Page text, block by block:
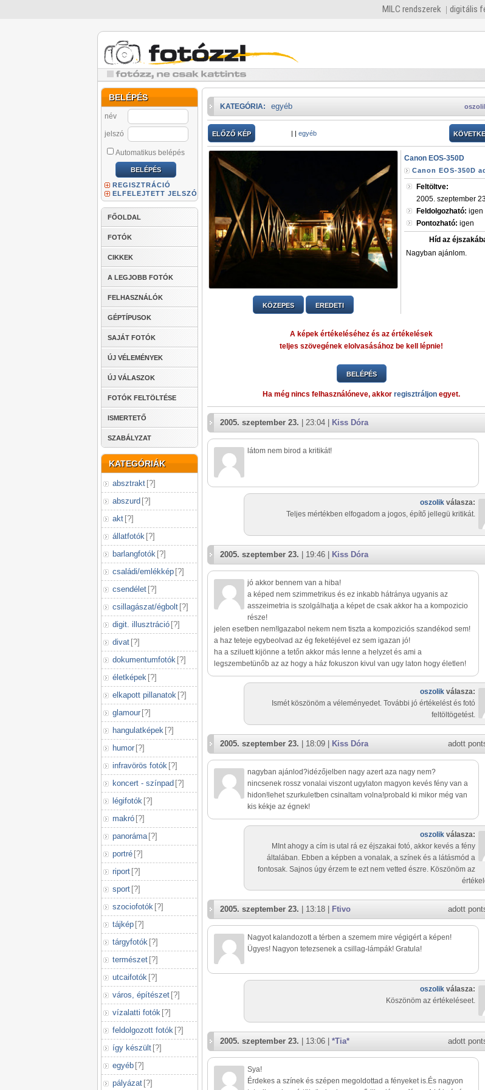
MILC rendszerek digitális
BELÉPÉS
név
jelszó
Automatikus belépés
REGISZTRÁCIÓ
ELFELEJTETT JELSZÓ
FŐOLDAL
FOTÓK
CIKKEK
A LEGJOBB FOTÓK
FELHASZNÁLÓK
GÉPTÍPUSOK
SAJÁT FOTÓK
ÚJ VÉLEMÉNYEK
ÚJ VÁLASZOK
FOTÓK FELTÖLTÉSE
ISMERTETŐ
SZABÁLYZAT
KATEGÓRIÁK
absztrakt [?]
abszurd [?]
akt [?]
állatfotók [?]
barlangfotók [?]
családi/emlékkép [?]
csendélet [?]
csillagászat/égbolt [?]
digit. illusztráció [?]
divat [?]
dokumentumfotók [?]
életképek [?]
elkapott pillanatok [?]
glamour [?]
hangulatképek [?]
humor [?]
infravörös fotók [?]
koncert - színpad [?]
légifotók [?]
makró [?]
panoráma [?]
portré [?]
riport [?]
sport [?]
szociofotók [?]
tájkép [?]
tárgyfotók [?]
természet [?]
utcaifotók [?]
város, építészet [?]
vízalatti fotók [?]
feldolgozott fotók [?]
így készült [?]
egyéb [?]
pályázat [?]
KATEGÓRIA: egyéb
ELŐZŐ KÉP | | egyéb
KÖZEPES EREDETI
Canon EOS-350D
Canon EOS-350D
Feltöltve:
2005. szeptember
Feldolgozható: igen
Pontozható: igen
Híd az
Nagyban ajánlom.
A képek értékeléséhez és az értékelések
teljes szövegének elolvasásához be kell lépnie!
BELÉPÉS
Ha még nincs felhasználóneve, akkor regisztráljon egyet.
2005. szeptember 23. | 23:04 | Kiss Dóra
látom nem birod a kritikát!
oszolik válasza:
Teljes mértékben elfogadom a jogos, építő jellegü kritikát.
2005. szeptember 23. | 19:46 | Kiss Dóra
jó akkor bennem van a hiba!
a képed nem szimmetrikus és ez inkabb hátránya ugyanis az
asszeimetria is szolgálhatja a képet de csak akkor ha a kompozicio
része!
jelen esetben nem!Igazabol nekem nem tiszta a kompoziciós szandékod sem!
a haz teteje egybeolvad az ég feketéjével ez sem igazan jó!
ha a sziluett kijönne a tetőn akkor más lenne a helyzet és ami a
legszembetünőb az az hogy a ház fokuszon kivul van ugy laton hogy életlen!
oszolik válasza:
Ismét köszönöm a véleményedet. További jó értékelést és fotó
feltöltögetést.
adott
2005. szeptember 23. | 18:09 | Kiss Dóra
nagyban ajánlod?idézőjelben nagy azert aza nagy nem?
nincsenek rossz vonalai viszont ugylaton magyon kevés fény van a
hidon!lehet szurkuletben csinaltam volna!probald ki mikor még van
kis kékje az égnek!
oszolik válasza:
MInt ahogy a cím is utal rá ez éjszakai fotó, akkor kevés a fény
általában. Ebben a képben a vonalak, a színek és a látásmód a
fontosak. Sajnos úgy érzem te ezt nem vetted észre. Köszönöm az
adott
2005. szeptember 23. | 13:18 | Ftivo
Nagyot kalandozott a térben a szemem mire végigért a képen!
Ügyes! Nagyon tetezsenek a csillag-lámpák! Gratula!
oszolik válasza:
Köszönöm az értékeléseet.
adott
2005. szeptember 23. | 13:06 | *Tia*
Sya!
Érdekes a színek és szépen megoldottad a fényeket is.És nagyon